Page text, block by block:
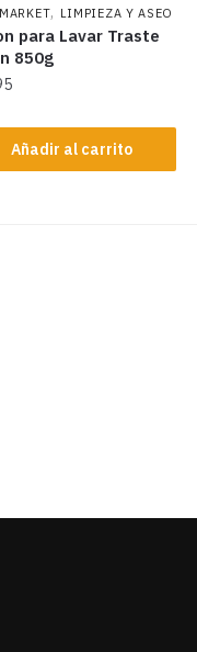
, LIMPIEZA Y ASEO
para Lavar Traste
850g
Añadir al carrito